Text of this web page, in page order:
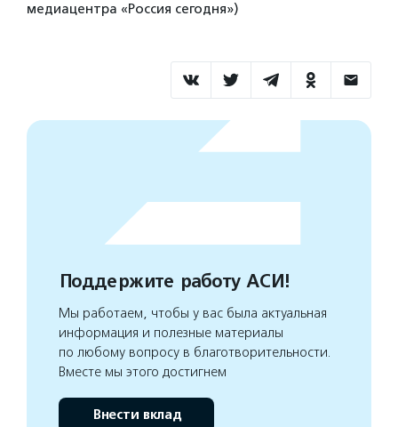
медиацентра «Россия сегодня»)
Поддержите работу АСИ!
Мы работаем, чтобы у вас была актуальная
информация и полезные материалы
по любому вопросу в благотворительности.
Вместе мы этого достигнем
Внести вклад